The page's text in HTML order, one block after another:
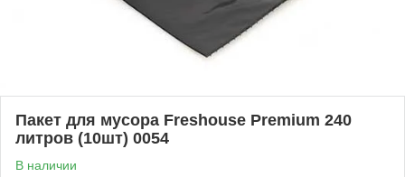
Пакет для мусора Freshouse Premium 240
литров (10шт) 0054
В наличии